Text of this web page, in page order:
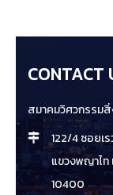
CONTACT
สมาคมวิศวกรรม
122/4 ซอยเ
แขวงพญาไท
10400